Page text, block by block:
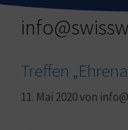
Treffen
11. Mai 2020von